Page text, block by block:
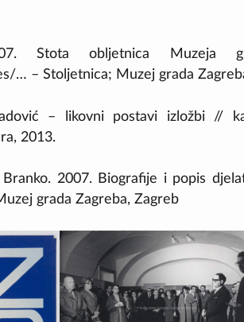
Stota obljetnica Muzeja
… – Stoljetnica; Muzej grada
– likovni postavi izložbi //
2013.
2007. Biografije i popis
grada Zagreba, Zagreb